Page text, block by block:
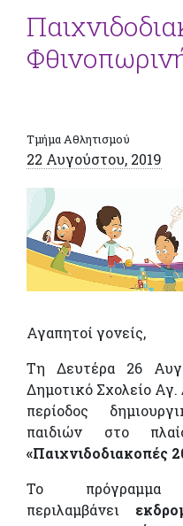
Τμήμα Αθλητισμού
22 Αυγούστου, 2019
Αγαπητοί γονείς,
Τη Δευτέρα 26
Δημοτικό Σχολείο
περίοδος
παιδιών στο
«Παιχνιδοδιακοπές
Το
περιλαμβάνει